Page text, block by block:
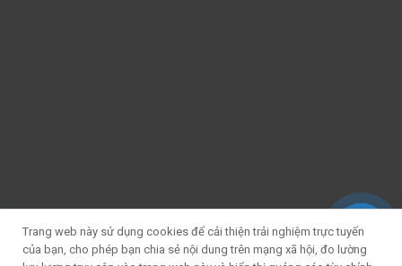
Trang web này sử dụng cookies để cải thiện trải nghiệm trực tuyến
của bạn, cho phép bạn chia sẻ nội dung trên mạng xã hội, đo lường